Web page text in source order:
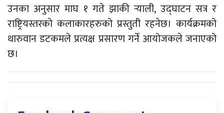
उनका अनुसार माघ १ गते झाकी र्‍याली, उद्‍घाटन सत्र र
राष्ट्रियस्तरको कलाकारहरुको प्रस्तुती रहनेछ। कार्यक्रमको
थारुवान डटकमले प्रत्यक्ष प्रसारण गर्ने आयोजकले जनाएको
छ।